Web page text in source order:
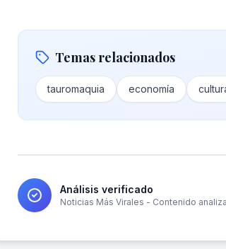
Temas relacionados
tauromaquia economía
Análisis verificado
Noticias Más Virales - Contenido